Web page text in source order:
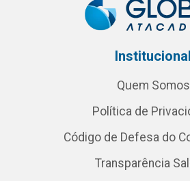
Institucional
Quem Somos
Política de
Código de Defesa do
Transparência